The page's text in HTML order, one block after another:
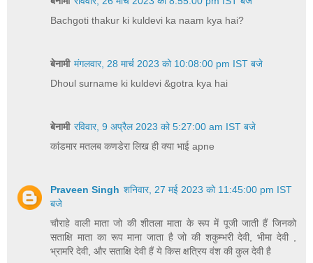
Bachgoti thakur ki kuldevi ka naam kya hai?
बेनामी मंगलवार, 28 मार्च 2023 को 10:08:00 pm IST बजे
Dhoul surname ki kuldevi &gotra kya hai
बेनामी रविवार, 9 अप्रैल 2023 को 5:27:00 am IST बजे
कांडमार मतलब कणडेरा लिख ही क्या भाई apne
Praveen Singh शनिवार, 27 मई 2023 को 11:45:00 pm IST
बजे
चौराहे वाली माता जो की शीतला माता के रूप में पूजी जाती हैं जिनको
सताक्षि माता का रूप माना जाता है जो की शकुम्भरी देवी, भीमा देवी ,
भ्रामरि देवी, और सताक्षि देवी हैं ये किस क्षत्रिय वंश की कुल देवी है